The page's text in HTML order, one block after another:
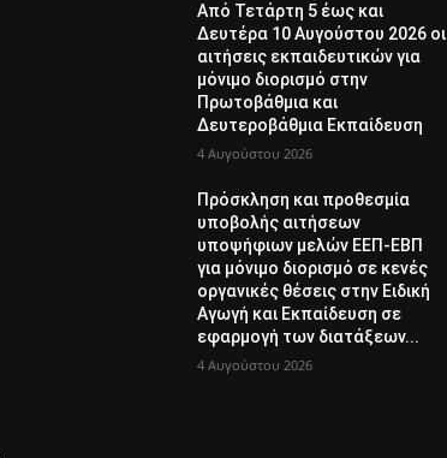
Από Τετάρτη 5 έως και
Δευτέρα 10 Αυγούστου 2026 οι
αιτήσεις εκπαιδευτικών για
μόνιμο διορισμό στην
Πρωτοβάθμια και
Δευτεροβάθμια Εκπαίδευση
4 Αυγούστου 2026
Πρόσκληση και προθεσμία
υποβολής αιτήσεων
υποψήφιων μελών ΕΕΠ-ΕΒΠ
για μόνιμο διορισμό σε κενές
οργανικές θέσεις στην Ειδική
Αγωγή και Εκπαίδευση σε
εφαρμογή των διατάξεων...
4 Αυγούστου 2026